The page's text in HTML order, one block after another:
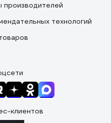
технологий
клиентов